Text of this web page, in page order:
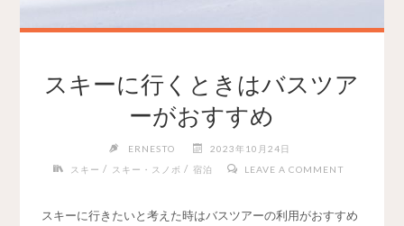
スキーに行くときはバスツア
ーがおすすめ
ERNESTO
2023年10月24日
スキー / スキー・スノボ / 宿泊 LEAVE A COMMENT
スキーに行きたいと考えた時はバスツアーの利用がおすすめ